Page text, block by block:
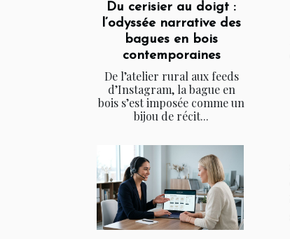
Du cerisier au doigt :
l’odyssée narrative des
bagues en bois
contemporaines
De l’atelier rural aux feeds
d’Instagram, la bague en
bois s’est imposée comme un
bijou de récit...